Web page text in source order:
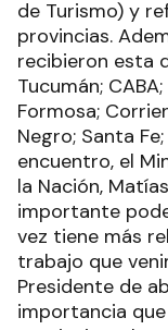
de Turismo) y
provincias.
recibieron esta
Tucumán;
Formosa;
Negro; Santa
encuentro, el
la Nación,
importante
vez tiene más
trabajo que
Presidente de
importancia